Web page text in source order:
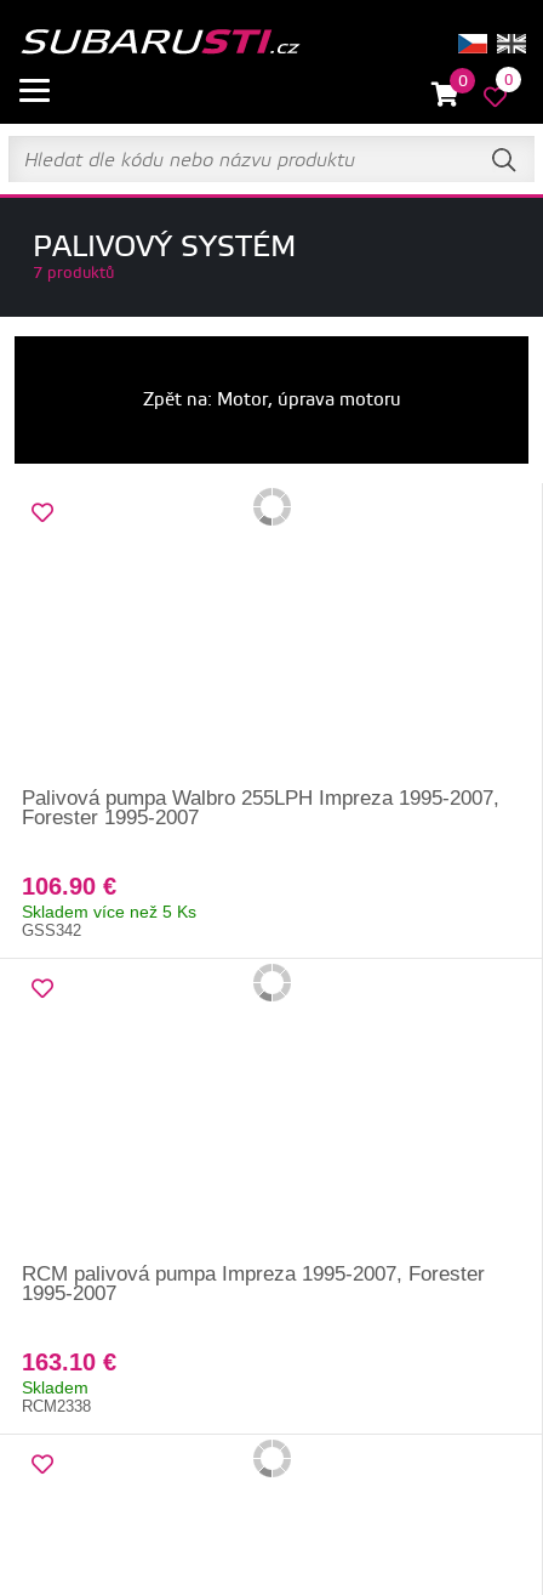
0 0
PALIVOVÝ SYSTÉM
7 produktů
Zpět na: Motor, úprava motoru
Palivová pumpa Walbro 255LPH Impreza 1995-2007,
Forester 1995-2007
106.90 €
Skladem více než 5 Ks
GSS342
RCM palivová pumpa Impreza 1995-2007, Forester
1995-2007
163.10 €
Skladem
RCM2338